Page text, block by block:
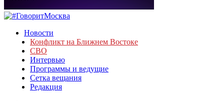
Новости
Конфликт на Ближнем Востоке
СВО
Интервью
Программы и ведущие
Сетка вещания
Редакция